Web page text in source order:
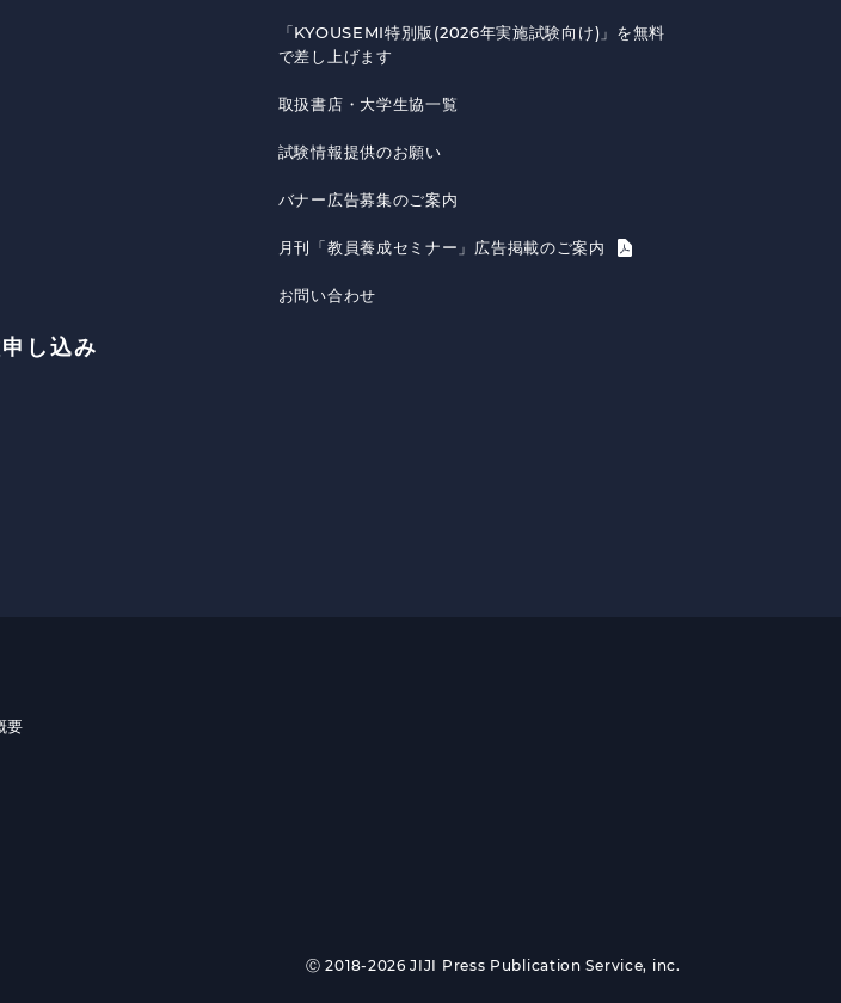
し込み
「KYOUSEMI特別版(2026年実施試験向け)」を無料
で差し上げます
取扱書店・大学生協一覧
試験情報提供のお願い
バナー広告募集のご案内
月刊「教員養成セミナー」広告掲載のご案内
お問い合わせ
要
Ⓒ 2018-2026 JIJI Press Publication Service, inc.